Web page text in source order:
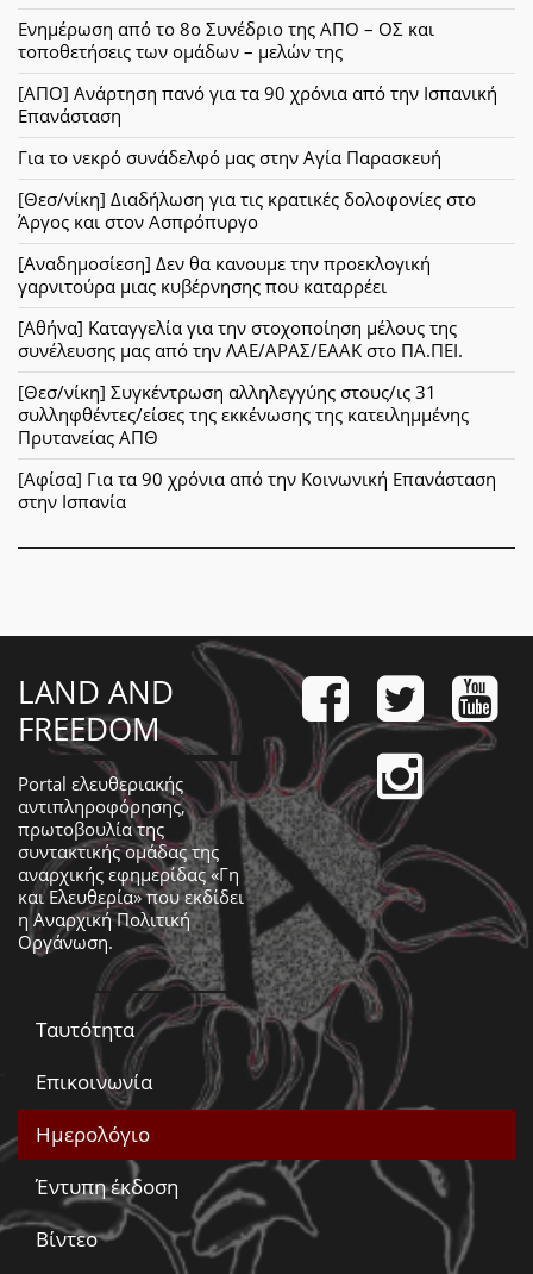
Ενημέρωση από το 8ο Συνέδριο της ΑΠΟ – ΟΣ και
τοποθετήσεις των ομάδων – μελών της
[ΑΠΟ] Ανάρτηση πανό για τα 90 χρόνια από την Ισπανική
Επανάσταση
Για το νεκρό συνάδελφό μας στην Αγία Παρασκευή
[Θεσ/νίκη] Διαδήλωση για τις κρατικές δολοφονίες στο
Άργος και στον Ασπρόπυργο
[Αναδημοσίεση] Δεν θα κανουμε την προεκλογική
γαρνιτούρα μιας κυβέρνησης που καταρρέει
[Αθήνα] Καταγγελία για την στοχοποίηση μέλους της
συνέλευσης μας από την ΛΑΕ/ΑΡΑΣ/ΕΑΑΚ στο ΠΑ.ΠΕΙ.
[Θεσ/νίκη] Συγκέντρωση αλληλεγγύης στους/ις 31
συλληφθέντες/είσες της εκκένωσης της κατειλημμένης
Πρυτανείας ΑΠΘ
[Αφίσα] Για τα 90 χρόνια από την Κοινωνική Επανάσταση
στην Ισπανία
LAND AND
FREEDOM
Portal ελευθεριακής
αντιπληροφόρησης,
πρωτοβουλία της
συντακτικής ομάδας της
αναρχικής εφημερίδας «Γη
και Ελευθερία» που εκδίδει
ηΑναρχική Πολιτική
Οργάνωση.
Ταυτότητα
Επικοινωνία
Ημερολόγιο
Έντυπη έκδοση
Βίντεο